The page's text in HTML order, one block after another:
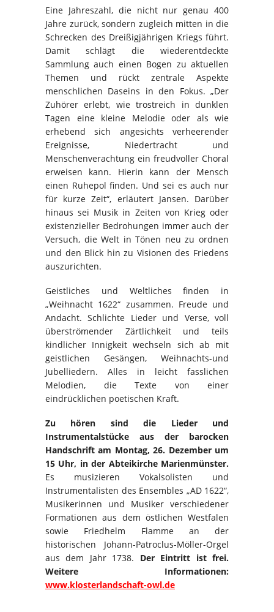
Eine Jahreszahl, die nicht nur genau 400
Jahre zurück, sondern zugleich mitten in die
Schrecken des Dreißigjährigen Kriegs führt.
Damit schlägt die wiederentdeckte
Sammlung auch einen Bogen zu aktuellen
Themen und rückt zentrale Aspekte
menschlichen Daseins in den Fokus. „Der
Zuhörer erlebt, wie trostreich in dunklen
Tagen eine kleine Melodie oder als wie
erhebend sich angesichts verheerender
Ereignisse, Niedertracht und
Menschenverachtung ein freudvoller Choral
erweisen kann. Hierin kann der Mensch
einen Ruhepol finden. Und sei es auch nur
für kurze Zeit“, erläutert Jansen. Darüber
hinaus sei Musik in Zeiten von Krieg oder
existenzieller Bedrohungen immer auch der
Versuch, die Welt in Tönen neu zu ordnen
und den Blick hin zu Visionen des Friedens
auszurichten.
Geistliches und Weltliches finden in
„Weihnacht 1622“ zusammen. Freude und
Andacht. Schlichte Lieder und Verse, voll
überströmender Zärtlichkeit und teils
kindlicher Innigkeit wechseln sich ab mit
geistlichen Gesängen, Weihnachts-und
Jubelliedern. Alles in leicht fasslichen
Melodien, die Texte von einer
eindrücklichen poetischen Kraft.
Zu hören sind die Lieder und
Instrumentalstücke aus der barocken
Handschrift am Montag, 26. Dezember um
15 Uhr, in der Abteikirche Marienmünster.
Es musizieren Vokalsolisten und
Instrumentalisten des Ensembles „AD 1622“,
Musikerinnen und Musiker verschiedener
Formationen aus dem östlichen Westfalen
sowie Friedhelm Flamme an der
historischen Johann-Patroclus-Möller-Orgel
aus dem Jahr 1738. Der Eintritt ist frei.
Weitere Informationen:
www.klosterlandschaft-owl.de